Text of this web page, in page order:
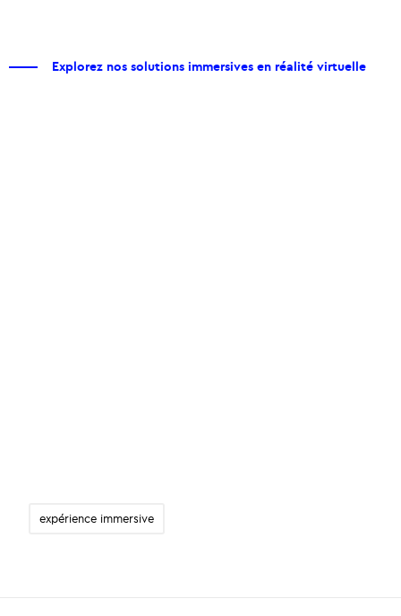
Explorez nos solutions immersives en réalité virtuelle
expérience immersive